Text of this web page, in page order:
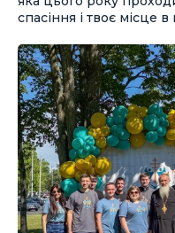
спасіння і твоє місце в